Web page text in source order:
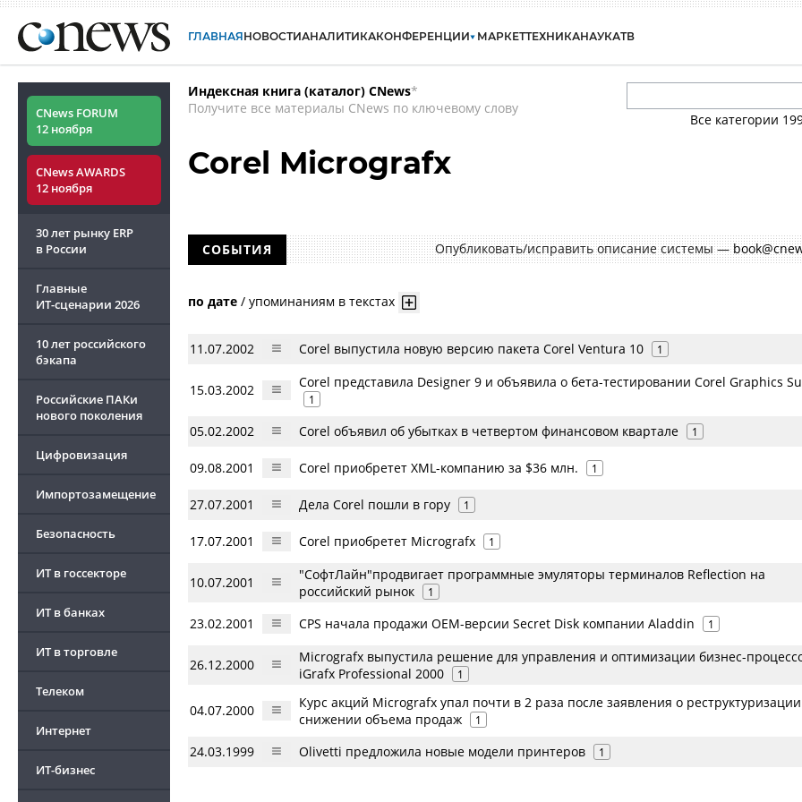
ГЛАВНАЯНОВОСТИАНАЛИТИКАКОНФЕРЕНЦИИ МАРКЕТТЕХНИКАНАУКАТВ
CNews FORUM
12 ноября
CNews AWARDS
12 ноября
30 лет рынку ERP
в России
Главные
ИТ-сценарии 2026
10 лет российского
бэкапа
Российские ПАКи
нового поколения
Цифровизация
Импортозамещение
Безопасность
ИТ в госсекторе
ИТ в банках
ИТ в торговле
Телеком
Интернет
ИТ-бизнес
Индексная книга (каталог) CNews*
Получите все материалы CNews по ключевому слову
Все категории
Corel Micrografx
СОБЫТИЯ Опубликовать/исправить описание системы —
по дате / упоминаниям в текстах
11.07.2002 Corel выпустила новую версию пакета Corel Ventura 10 1
15.03.2002 Corel представила Designer 9 и объявила о бета-тестировании Corel Graphics
1
05.02.2002 Corel объявил об убытках в четвертом финансовом квартале 1
09.08.2001 Corel приобретет XML-компанию за $36 млн. 1
27.07.2001 Дела Corel пошли в гору 1
17.07.2001 Corel приобретет Micrografx 1
10.07.2001
"СофтЛайн"продвигает программные эмуляторы терминалов Reflection на
российский рынок
1
23.02.2001 CPS начала продажи OEM-версии Secret Disk компании Aladdin 1
26.12.2000
Micrografx выпустила решение для управления и оптимизации бизнес-
iGrafx Professional 2000
1
04.07.2000
Курс акций Micrografx упал почти в 2 раза после заявления о
снижении объема продаж
1
24.03.1999 Olivetti предложила новые модели принтеров 1